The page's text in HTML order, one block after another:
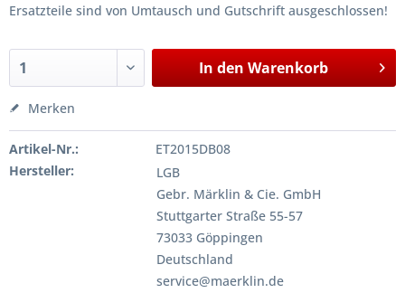
Ersatzteile sind von Umtausch und Gutschrift ausgeschlossen!
In den Warenkorb
Merken
Artikel-Nr.:
ET2015DB08
Hersteller:
LGB
Gebr. Märklin & Cie. GmbH
Stuttgarter Straße 55-57
73033 Göppingen
Deutschland
service@maerklin.de